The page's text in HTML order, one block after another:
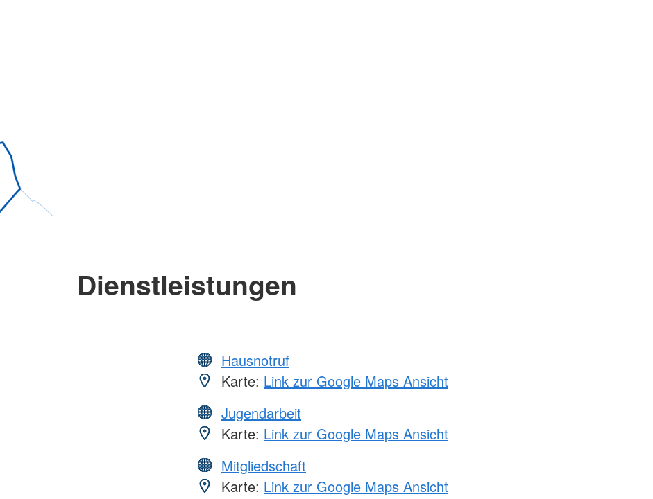
Dienstleistungen
Hausnotruf
Karte: Link zur Google Maps Ansicht
Jugendarbeit
Karte: Link zur Google Maps Ansicht
Mitgliedschaft
Karte: Link zur Google Maps Ansicht